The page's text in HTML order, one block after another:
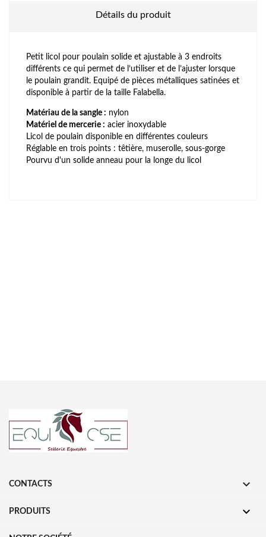
Détails du produit
Petit licol pour poulain solide et ajustable à 3 endroits
différents ce qui permet de l’utiliser et de l’ajuster lorsque
le poulain grandit. Equipé de pièces métalliques satinées et
disponible à partir de la taille Falabella.
Matériau de la sangle : nylon
Matériel de mercerie : acier inoxydable
Licol de poulain disponible en différentes couleurs
Réglable en trois points : têtière, muserolle, sous-gorge
Pourvu d'un solide anneau pour la longe du licol
CONTACTS 
PRODUITS 